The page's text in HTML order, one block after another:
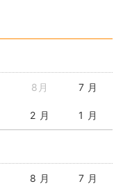
8月 7 月
2 月 1 月
8 月 7 月